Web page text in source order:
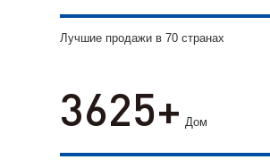
Лучшие продажи в 70 странах
5000 Дом